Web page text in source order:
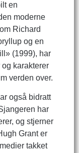
en
moderne
Richard
og en
(1999), har
karakterer
verden over.
også bidratt
har
og stjerner
Grant er
takket